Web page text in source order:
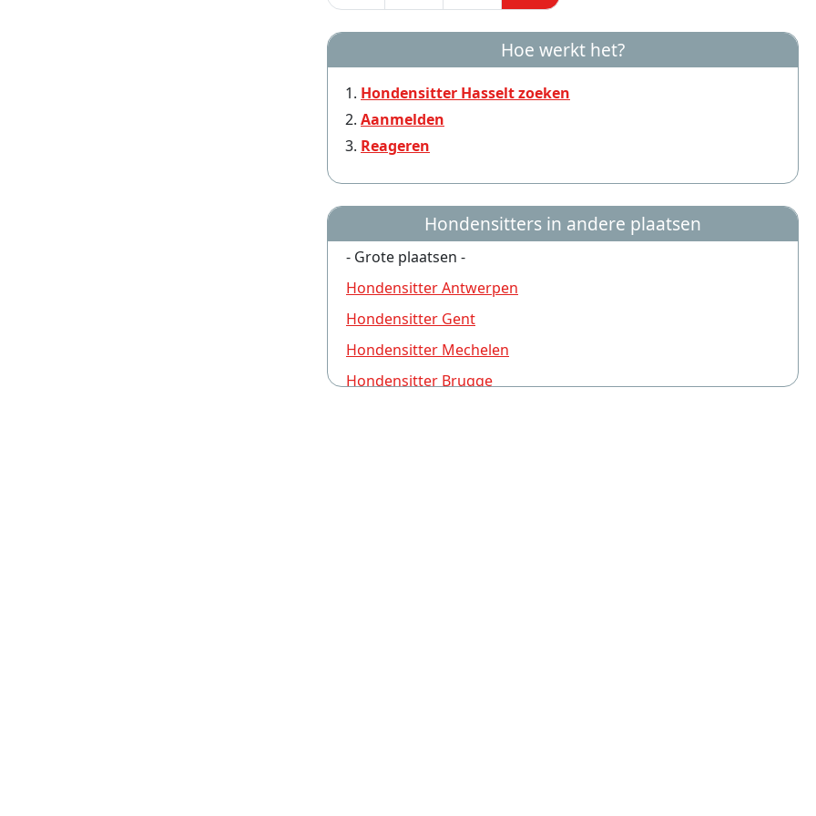
Hoe werkt het?
Hondensitter Hasselt zoeken
Aanmelden
Reageren
Hondensitters in andere plaatsen
- Grote plaatsen -
Hondensitter Antwerpen
Hondensitter Gent
Hondensitter Mechelen
Hondensitter Brugge